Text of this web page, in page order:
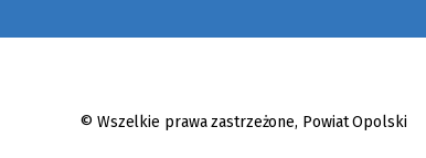
© Wszelkie prawa zastrzeżone, Powiat Opolski